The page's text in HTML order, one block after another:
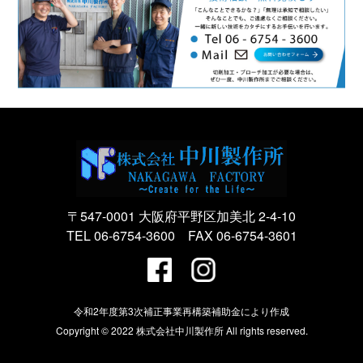
〒547-0001 大阪府平野区加美北 2-4-10
TEL 06-6754-3600 FAX 06-6754-3601
令和2年度第3次補正事業再構築補助金により作成
Copyright © 2022 株式会社中川製作所All rights reserved.